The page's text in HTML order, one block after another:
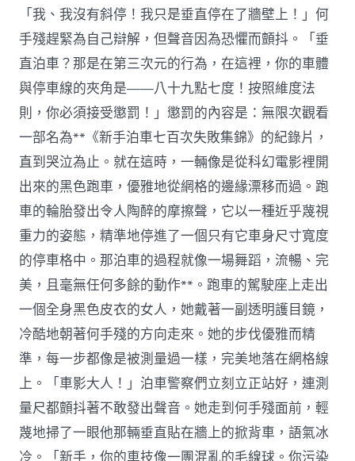
「我、我沒有斜停！我只是垂直停在了牆壁上！」何
手殘趕緊為自己辯解，但聲音因為恐懼而顫抖。「垂
直泊車？那是在第三次元的行為，在這裡，你的車體
與停車線的夾角是——八十九點七度！按照維度法
則，你必須接受懲罰！」懲罰的內容是：無限次觀看
一部名為**《新手泊車七百次失敗集錦》的紀錄片，
直到哭泣為止。就在這時，一輛像是從科幻電影裡開
出來的黑色跑車，優雅地從網格的邊緣漂移而過。跑
車的輪胎發出令人陶醉的摩擦聲，它以一種近乎蔑視
重力的姿態，精準地停進了一個只有它車身尺寸寬度
的停車格中。那泊車的過程就像一場舞蹈，流暢、完
美，且毫無任何多餘的動作**。跑車的駕駛座上走出
一個全身黑色皮衣的女人，她戴著一副透明護目鏡，
冷酷地朝著何手殘的方向走來。她的步伐優雅而精
準，每一步都像是被測量過一樣，完美地落在網格線
上。「車影大人！」泊車警察們立刻立正站好，連測
量尺都顫抖著不敢發出聲音。她走到何手殘面前，輕
蔑地掃了一眼他那輛垂直貼在牆上的掀背車，語氣冰
冷。「新手，你的車技像一團混亂的毛線球。你污染